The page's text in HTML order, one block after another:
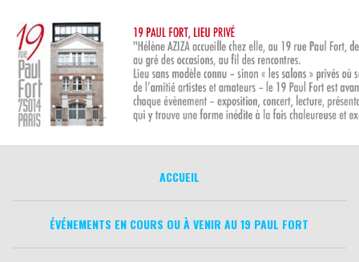
contenu
ACCUEIL
ÉVÉNEMENTS EN COURS OU À VENIR AU 19 PAUL FORT